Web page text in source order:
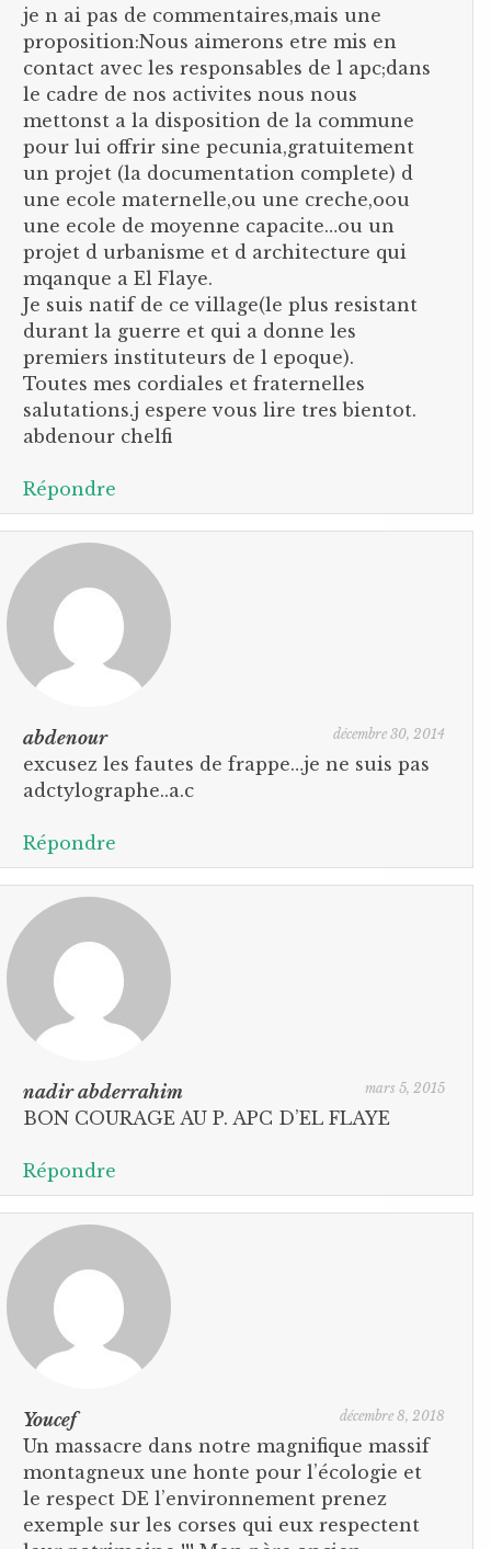
je n ai pas de commentaires,mais une
proposition:Nous aimerons etre mis en
contact avec les responsables de l apc;dans
le cadre de nos activites nous nous
mettonst a la disposition de la commune
pour lui offrir sine pecunia,gratuitement
un projet (la documentation complete) d
une ecole maternelle,ou une creche,oou
une ecole de moyenne capacite…ou un
projet d urbanisme et d architecture qui
mqanque a El Flaye.
Je suis natif de ce village(le plus resistant
durant la guerre et qui a donne les
premiers instituteurs de l epoque).
Toutes mes cordiales et fraternelles
salutations.j espere vous lire tres bientot.
abdenour chelfi
Répondre
abdenour décembre 30, 2014
excusez les fautes de frappe…je ne suis pas
adctylographe..a.c
Répondre
nadir abderrahim mars 5, 2015
BON COURAGE AU P. APC D’EL FLAYE
Répondre
Youcef décembre 8, 2018
Un massacre dans notre magnifique massif
montagneux une honte pour l’écologie et
le respect DE l’environnement prenez
exemple sur les corses qui eux respectent